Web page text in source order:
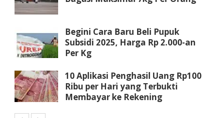
Begini Cara Baru Beli Pupuk
Subsidi 2025, Harga Rp 2.000-an
Per Kg
10 Aplikasi Penghasil Uang Rp100
Ribu per Hari yang Terbukti
Membayar ke Rekening